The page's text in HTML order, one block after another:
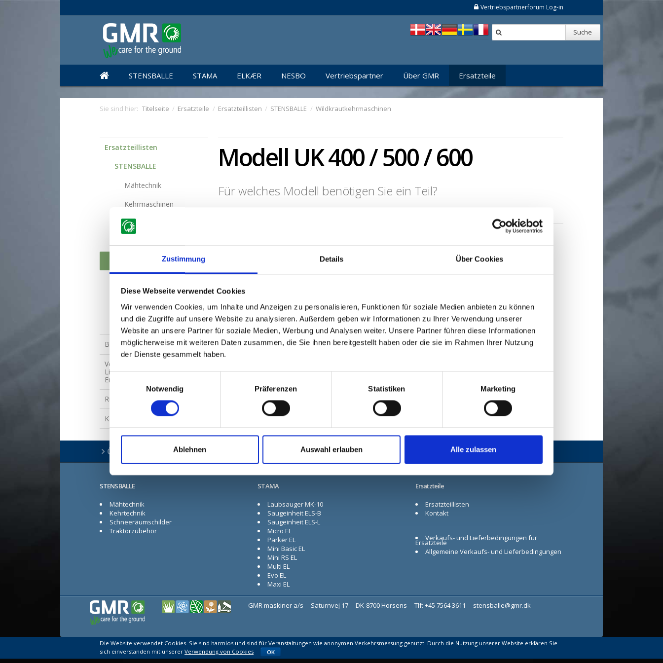
Zustimmung Details Über Cookies
Diese Webseite verwendet Cookies
Wir verwenden Cookies, um Inhalte und Anzeigen zu personalisieren, Funktionen für soziale Medien anbieten zu können
und die Zugriffe auf unsere Website zu analysieren. Außerdem geben wir Informationen zu Ihrer Verwendung unserer
Website an unsere Partner für soziale Medien, Werbung und Analysen weiter. Unsere Partner führen diese Informationen
möglicherweise mit weiteren Daten zusammen, die Sie ihnen bereitgestellt haben oder die sie im Rahmen Ihrer Nutzung
der Dienste gesammelt haben.
Einwilligungsauswahl
Notwendig
Präferenzen Statistiken Marketing
Ablehnen Auswahl erlauben Alle zulassen
Vertriebspartnerforum Log-in
Suche
STENSBALLE STAMA ELKÆR NESBO Vertriebspartner Über GMR Ersatzteile
Sie sind hier: Titelseite / Ersatzteile / Ersatzteillisten / STENSBALLE / Wildkrautkehrmaschinen
Ersatzteillisten
STENSBALLE
Mähtechnik
Kehrmaschinen
Schneeräumschilder
Wildkrautkehrmaschinen
STAMA
Bestellformular
Verkaufs- und
Lieferbedingungen für
Ersatzteile
Rücksendungen
Kontakt bzgl. Ersatzteile
Modell UK 400 / 500 / 600
Für welches Modell benötigen Sie ein Teil?
UK 400
UK 500 vor 2011
UK 600
UK 600 HDS - mechanisch mit hohem Zugang
UK 600 HDS - mechanisch mit niedrigem Zugang
UK 600 HDS - hydraulische Transmission
Öffnungszeiten
STENSBALLE
Mähtechnik
Kehrtechnik
Schneeräumschilder
Traktorzubehör
STAMA
Laubsauger MK-10
Saugeinheit ELS-B
Saugeinheit ELS-L
Micro EL
Parker EL
Mini Basic EL
Mini RS EL
Multi EL
Evo EL
Maxi EL
Ersatzteile
Ersatzteillisten
Kontakt
Verkaufs- und Lieferbedingungen für
Ersatzteile
Allgemeine Verkaufs- und Lieferbedingungen
GMR maskiner a/s Saturnvej 17 DK-8700 Horsens Tlf: +45 7564 3611 stensballe@gmr.dk
Die Website verwendet Cookies. Sie sind harmlos und sind für Veranstaltungen wie anonymen Verkehrsmessung genutzt. Durch die Nutzung unserer Website erklären Sie
sich einverstanden mit unserer Verwendung von Cookies OK